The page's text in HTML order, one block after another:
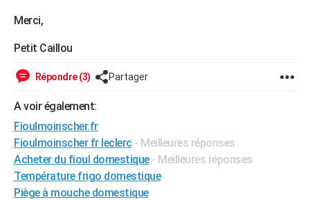
Destinations
City break
Voyage nature
Voyage de noces
Forum
Climat
+PHOTO
GUIDES D'ACHAT
BONS PLANS
CARTE DE VOEUX
Carte de Noël
Carte Bonne année
Carte Saint-Valentin
Carte Pâques
Carte d'anniversaire
DICTIONNAIRE
Dictionnaire
Biographies
Citations
Expressions
Proverbes
PROGRAMME TV
COPAINS D'AVANT
Merci,
Petit Caillou
Répondre (3) Partager
A voir également:
Fioulmoinscher.fr
Fioulmoinscher fr leclerc - Meilleures réponses
Acheter du fioul domestique - Meilleures réponses
Température frigo domestique
Piège à mouche domestique